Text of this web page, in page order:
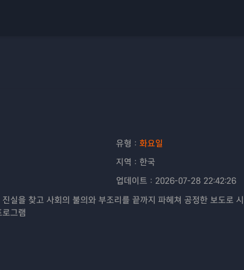
유형： 화요일
지역： 한국
업데이트： 2026-07-28 22:42:26
실을 찾고 사회의 불의와 부조리를 끝까지 파헤쳐 공정한 보도로
그램